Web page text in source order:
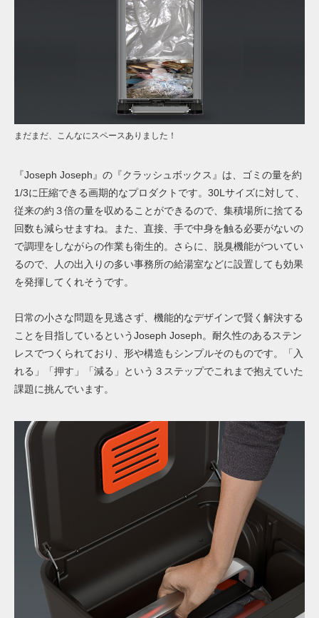
まだまだ、こんなにスペースありました！
『Joseph Joseph』の『クラッシュボックス』は、ゴミの量を約
1/3に圧縮できる画期的なプロダクトです。30Lサイズに対して、
従来の約３倍の量を収めることができるので、集積場所に捨てる
回数も減らせますね。また、直接、手で中身を触る必要がないの
で調理をしながらの作業も衛生的。さらに、脱臭機能がついてい
るので、人の出入りの多い事務所の給湯室などに設置しても効果
を発揮してくれそうです。
日常の小さな問題を見逃さず、機能的なデザインで賢く解決する
ことを目指しているというJoseph Joseph。耐久性のあるステン
レスでつくられており、形や構造もシンプルそのものです。「入
れる」「押す」「減る」という３ステップでこれまで抱えていた
課題に挑んでいます。